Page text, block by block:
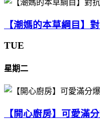
【潮媽的本草綱目】
TUE
星期二
【開心廚房】可愛滿